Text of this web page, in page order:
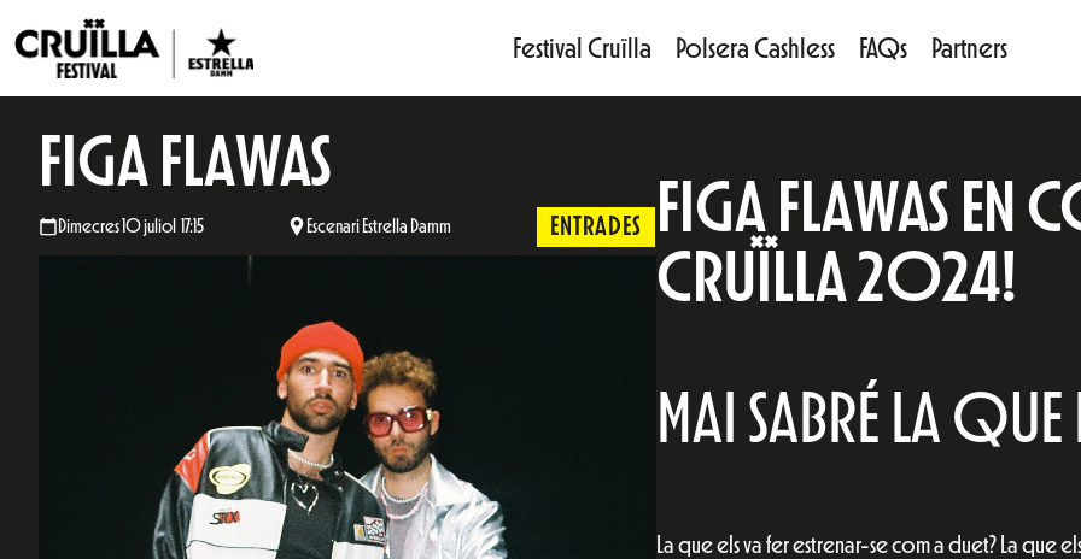
Festival Cruïlla Polsera Cashless FAQs Partners
FIGA FLAWAS
Dimecres 10 juliol 17:15 Escenari Estrella Damm ENTRADES
FIGA FLAWAS EN
CRUÏLLA 2024!
MAI SABRÉ LA QUE
La que els va fer estrenar-se com a duet? La que